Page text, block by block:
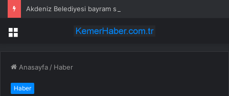
Akdeniz Belediyesi bayram süresince sahada olacak
Menü
Anasayfa / Haber
Haber